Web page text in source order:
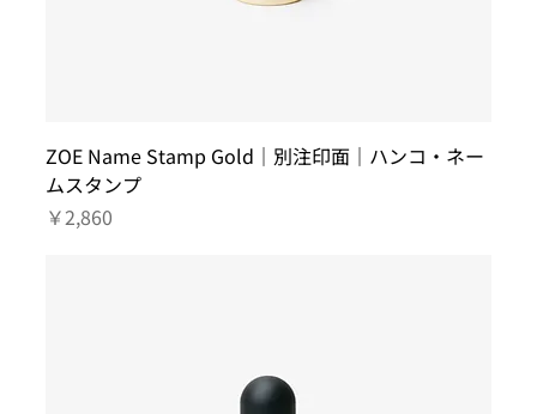
ZOE Name Stamp Gold｜別注印面｜ハンコ・ネー
ムスタンプ
価格
￥2,860